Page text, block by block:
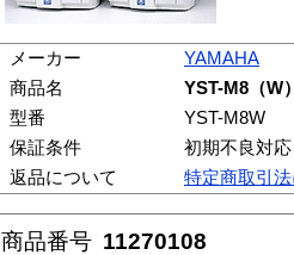
メーカー
YAMAHA
商品名
YST-M8（W
型番
YST-M8W
保証条件
初期不良対
返品について
特定商取引
商品番号 11270108